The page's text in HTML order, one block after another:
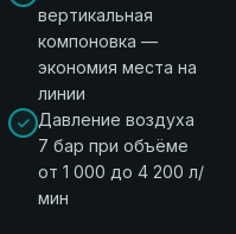
вертикальная
компоновка —
экономия места на
линии
Давление воздуха
7 бар при объёме
от 1 000 до 4 200 л/
мин